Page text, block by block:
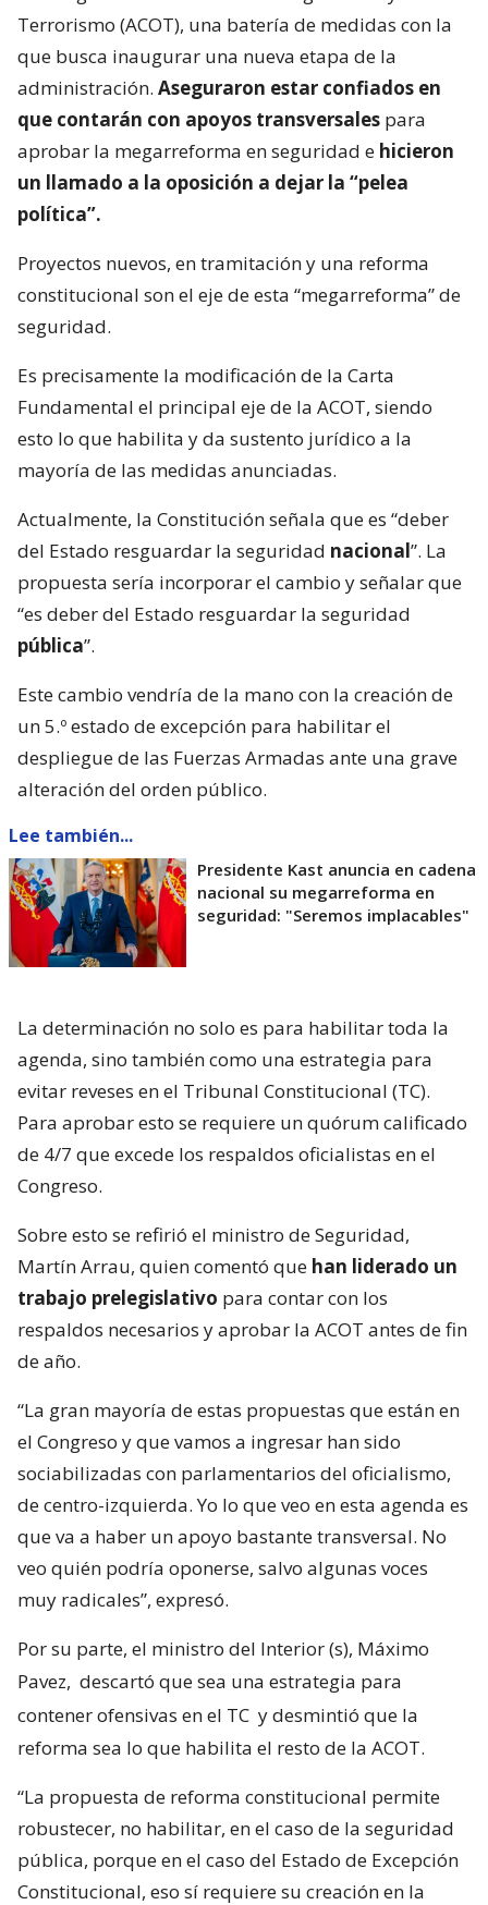
Terrorismo (ACOT), una batería de medidas con la
que busca inaugurar una nueva etapa de la
administración. Aseguraron estar confiados en
que contarán con apoyos transversales para
aprobar la megarreforma en seguridad e hicieron
un llamado a la oposición a dejar la “pelea
política”.
Proyectos nuevos, en tramitación y una reforma
constitucional son el eje de esta “megarreforma” de
seguridad.
Es precisamente la modificación de la Carta
Fundamental el principal eje de la ACOT, siendo
esto lo que habilita y da sustento jurídico a la
mayoría de las medidas anunciadas.
Actualmente, la Constitución señala que es “deber
del Estado resguardar la seguridad nacional”. La
propuesta sería incorporar el cambio y señalar que
“es deber del Estado resguardar la seguridad
pública”.
Este cambio vendría de la mano con la creación de
un 5.º estado de excepción para habilitar el
despliegue de las Fuerzas Armadas ante una grave
alteración del orden público.
Lee también...
Presidente Kast anuncia en cadena
nacional su megarreforma en
seguridad: "Seremos implacables"
La determinación no solo es para habilitar toda la
agenda, sino también como una estrategia para
evitar reveses en el Tribunal Constitucional (TC).
Para aprobar esto se requiere un quórum calificado
de 4/7 que excede los respaldos oficialistas en el
Congreso.
Sobre esto se refirió el ministro de Seguridad,
Martín Arrau, quien comentó que han liderado un
trabajo prelegislativo para contar con los
respaldos necesarios y aprobar la ACOT antes de fin
de año.
“La gran mayoría de estas propuestas que están en
el Congreso y que vamos a ingresar han sido
sociabilizadas con parlamentarios del oficialismo,
de centro-izquierda. Yo lo que veo en esta agenda es
que va a haber un apoyo bastante transversal. No
veo quién podría oponerse, salvo algunas voces
muy radicales”, expresó.
Por su parte, el ministro del Interior (s), Máximo
Pavez, descartó que sea una estrategia para
contener ofensivas en el TC y desmintió que la
reforma sea lo que habilita el resto de la ACOT.
“La propuesta de reforma constitucional permite
robustecer, no habilitar, en el caso de la seguridad
pública, porque en el caso del Estado de Excepción
Constitucional, eso sí requiere su creación en la